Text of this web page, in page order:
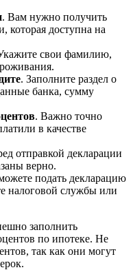
. Вам нужно получить
которая доступна на
свои фамилию,
. Заполните раздел о
банка, сумму
. Важно точно
в качестве
отправкой декларации
верно.
подать декларацию
налоговой службы или
заполнить
по ипотеке. Не
так как они могут